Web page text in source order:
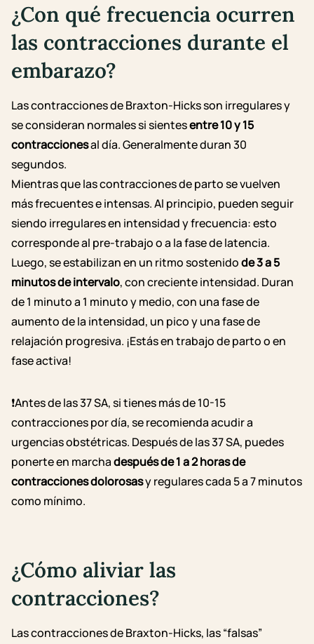
¿Con qué frecuencia ocurren
las contracciones durante el
embarazo?
Las contracciones de Braxton-Hicks son irregulares y
se consideran normales si sientesentre 10 y 15
contraccionesal día. Generalmente duran 30
segundos.
Mientras que las contracciones de parto se vuelven
más frecuentes e intensas. Al principio, pueden seguir
siendo irregulares en intensidad y frecuencia: esto
corresponde al pre-trabajo o a la fase de latencia.
Luego, se estabilizan en un ritmo sostenidode 3 a 5
minutos de intervalo, con creciente intensidad. Duran
de 1 minuto a 1 minuto y medio, con una fase de
aumento de la intensidad, un pico y una fase de
relajación progresiva. ¡Estás en trabajo de parto o en
fase activa!
❗Antes de las 37 SA, si tienes más de 10-15
contracciones por día, se recomienda acudir a
urgencias obstétricas. Después de las 37 SA, puedes
ponerte en marchadespués de 1 a 2 horas de
contracciones dolorosasy regulares cada 5 a 7 minutos
como mínimo.
¿Cómo aliviar las
contracciones?
Las contracciones de Braxton-Hicks, las “falsas”